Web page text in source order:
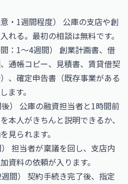
意・1週間程度） 公庫の支店や創
れる。最初の相談は無料です。
間：1〜4週間） 創業計画書、借
通帳コピー、見積書、賃貸借契
、確定申告書（既存事業がある
ます。
後） 公庫の融資担当者と1時間前
本人がきちんと説明できるか、
見られます。
） 担当者が稟議を回し、支店内
資料の依頼が入ります。
週間） 契約手続き完了後、指定